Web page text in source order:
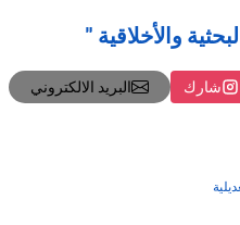
والأخلاقية "
شارك
البريد الالكتروني